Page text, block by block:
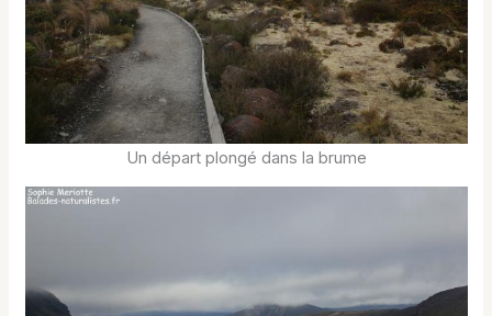
Un départ plongé dans la brume